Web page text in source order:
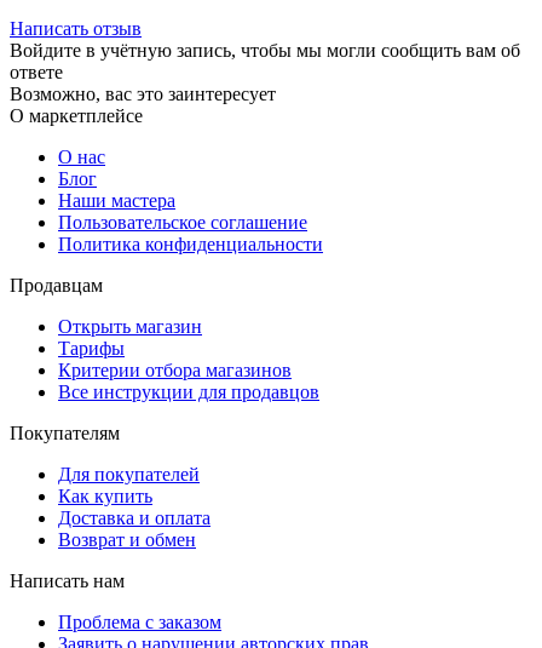
Написать отзыв
Войдите в учётную запись, чтобы мы могли сообщить вам об
ответе
Возможно, вас это заинтересует
О маркетплейсе
О нас
Блог
Наши мастера
Пользовательское соглашение
Политика конфиденциальности
Продавцам
Открыть магазин
Тарифы
Критерии отбора магазинов
Все инструкции для продавцов
Покупателям
Для покупателей
Как купить
Доставка и оплата
Возврат и обмен
Написать нам
Проблема с заказом